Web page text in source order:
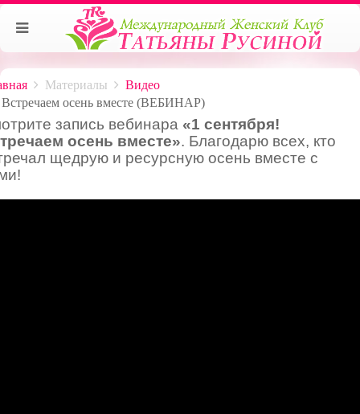
Материалы
Видео
Встречаем осень вместе (ВЕБИНАР)
запись вебинара «1 сентября!
осень вместе». Благодарю всех, кто
щедрую и ресурсную осень вместе с